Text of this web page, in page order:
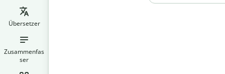
Übersetzer
Zusammenfas
ser